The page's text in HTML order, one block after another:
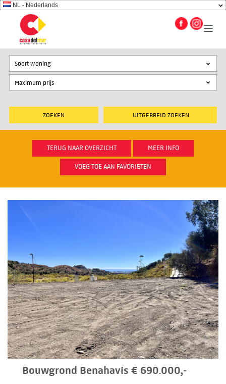
NL - Nederlands
UITGEBREID ZOEKEN
Soort woning
TERUG NAAR OVERZICHT MEER INFO
VOEG TOE AAN FAVORIETEN
Bouwgrond Benahavís € 690.000,-